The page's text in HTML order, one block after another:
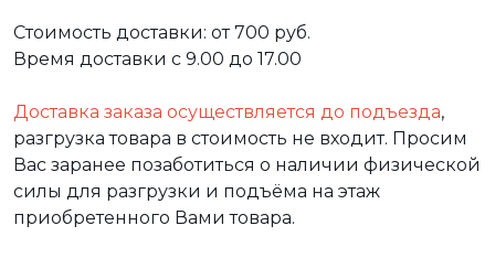
Стоимость доставки: от 700 руб.
Время доставки с 9.00 до 17.00
Доставка заказа осуществляется до подъезда,
разгрузка товара в стоимость не входит. Просим
Вас заранее позаботиться о наличии физической
силы для разгрузки и подъёма на этаж
приобретенного Вами товара.